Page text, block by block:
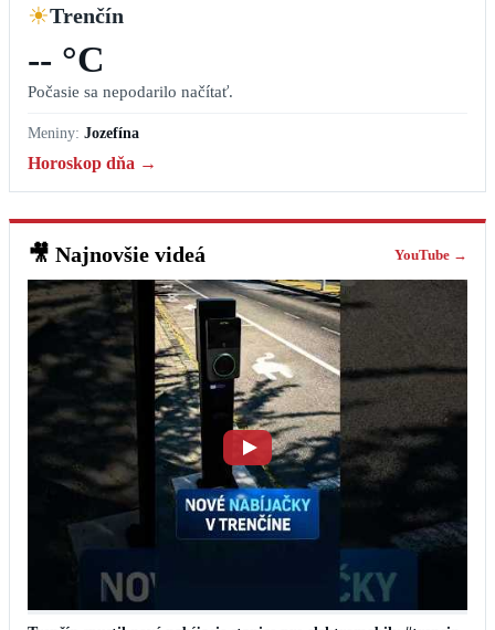
☀Trenčín
-- °C
Počasie sa nepodarilo načítať.
Meniny: Jozefína
Horoskop dňa →
🎥 Najnovšie videá YouTube →
🌍 Príroda sa mení priamo pred našimi očami.
5. augusta 2026
‹ ›
Najčítanejšie
Denný horoskop
–Energia ti pomôže rozhýbať dobrú vec.